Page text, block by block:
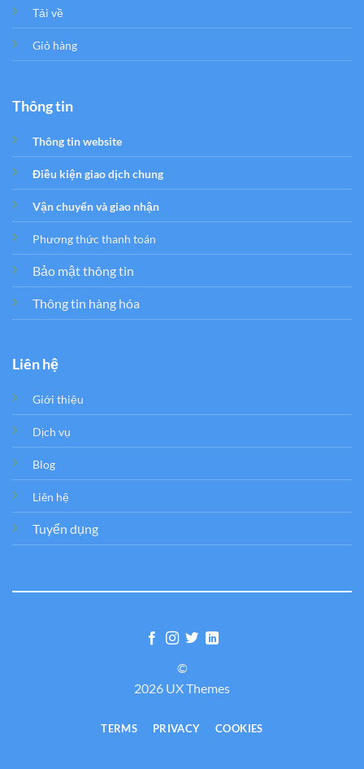
Tải về
Giỏ hàng
Thông tin
Thông tin website
Điều kiện giao dịch chung
Vận chuyển và giao nhận
Phương thức thanh toán
Bảo mật thông tin
Thông tin hàng hóa
Liên hệ
Giới thiệu
Dịch vụ
Blog
Liên hệ
Tuyển dụng
©
2026 UX Themes
TERMS PRIVACY COOKIES